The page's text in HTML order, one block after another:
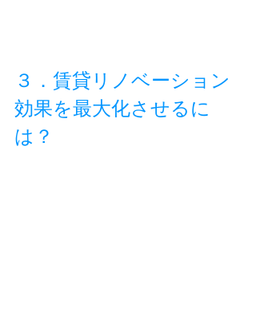
３．賃貸リノベーション
効果を最大化させるに
は？